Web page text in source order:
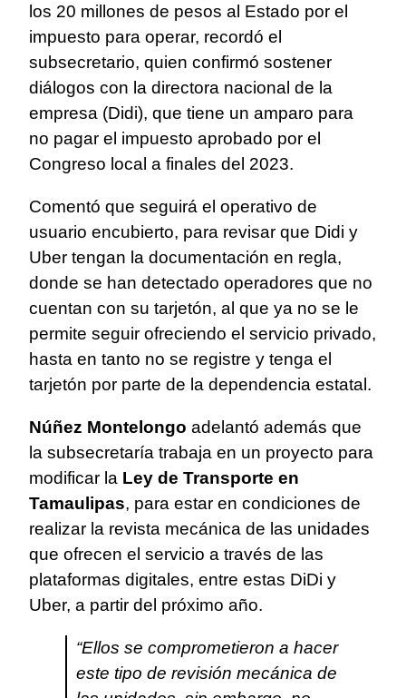
los 20 millones de pesos al Estado por el
impuesto para operar, recordó el
subsecretario, quien confirmó sostener
diálogos con la directora nacional de la
empresa (Didi), que tiene un amparo para
no pagar el impuesto aprobado por el
Congreso local a finales del 2023.
Comentó que seguirá el operativo de
usuario encubierto, para revisar que Didi y
Uber tengan la documentación en regla,
donde se han detectado operadores que no
cuentan con su tarjetón, al que ya no se le
permite seguir ofreciendo el servicio privado,
hasta en tanto no se registre y tenga el
tarjetón por parte de la dependencia estatal.
Núñez Montelongo adelantó además que
la subsecretaría trabaja en un proyecto para
modificar la Ley de Transporte en
Tamaulipas, para estar en condiciones de
realizar la revista mecánica de las unidades
que ofrecen el servicio a través de las
plataformas digitales, entre estas DiDi y
Uber, a partir del próximo año.
“Ellos se comprometieron a hacer
este tipo de revisión mecánica de